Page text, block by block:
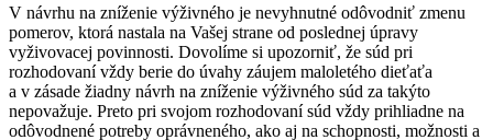
V návrhu na zníženie výživného je nevyhnutné odôvodniť zmenu
pomerov, ktorá nastala na Vašej strane od poslednej úpravy
vyživovacej povinnosti. Dovolíme si upozorniť, že súd pri
rozhodovaní vždy berie do úvahy záujem maloletého dieťaťa
a v zásade žiadny návrh na zníženie výživného súd za takýto
nepovažuje. Preto pri svojom rozhodovaní súd vždy prihliadne na
odôvodnené potreby oprávneného, ako aj na schopnosti, možnosti a